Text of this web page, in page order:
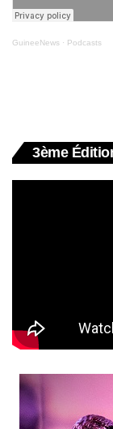
GuineeNews · Podcasts
3ème